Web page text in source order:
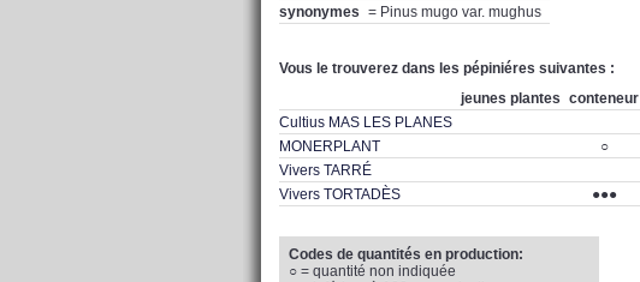
synonymes = Pinus mugo var. mughus
Vous le trouverez dans les pépiniéres suivantes :
jeunes plantes conteneur
Cultius MAS LES PLANES
MONERPLANT
○
Vivers TARRÉ
Vivers TORTADÈS
●●●
Codes de quantités en production:
○ = quantité non indiquée